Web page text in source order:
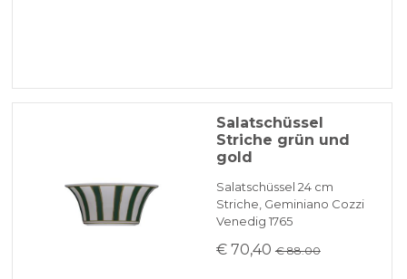
Salatschüssel
Striche grün und
gold
Salatschüssel 24 cm
Striche, Geminiano Cozzi
Venedig 1765
€ 70,40 € 88.00